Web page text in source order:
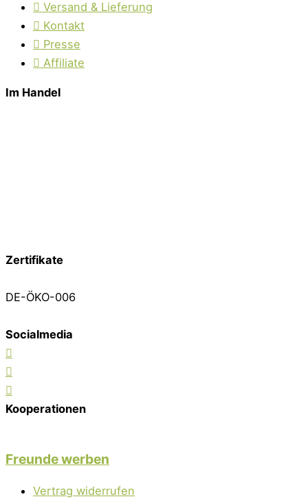
Versand & Lieferung
Kontakt
Presse
Affiliate
Im Handel
Zertifikate
DE-ÖKO-006
Socialmedia
Kooperationen
Freunde werben
Vertrag widerrufen